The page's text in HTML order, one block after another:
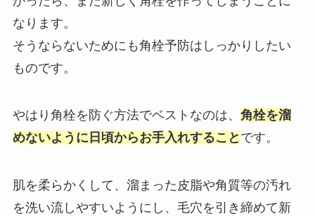
なります。
そうならないためにも角栓予防はしっかりしたい
ものです。
やはり角栓を防ぐ方法でベストなのは、 角栓を溜
めないように日頃からお手入れすること です。
肌を柔らかくして、溜まった皮脂や角質等の汚れ
を洗い流しやすいようにし、毛穴を引き締めて新